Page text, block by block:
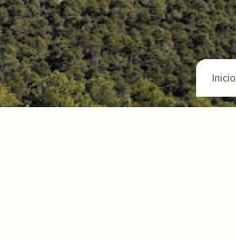
Inicio